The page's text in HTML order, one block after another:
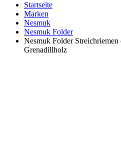
Startseite
Marken
Nesmuk
Nesmuk Folder
Nesmuk Folder
Grenadillholz